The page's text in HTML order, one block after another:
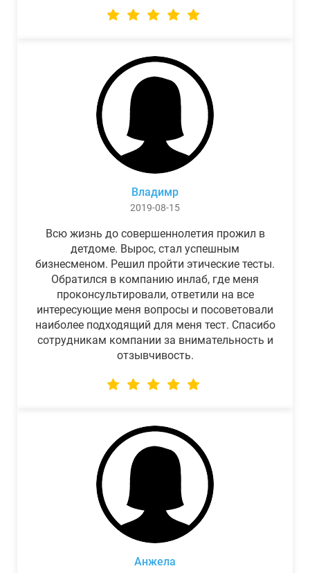
Владимр
2019-08-15
Всю жизнь до совершеннолетия прожил в
детдоме. Вырос, стал успешным
бизнесменом. Решил пройти этические тесты.
Обратился в компанию инлаб, где меня
проконсультировали, ответили на все
интересующие меня вопросы и посоветовали
наиболее подходящий для меня тест. Спасибо
сотрудникам компании за внимательность и
отзывчивость.
Анжела